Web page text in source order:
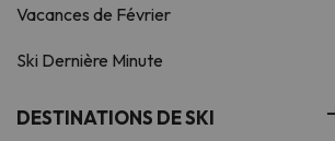
Vacances de Février
Ski Dernière Minute
DESTINATIONS DE SKI